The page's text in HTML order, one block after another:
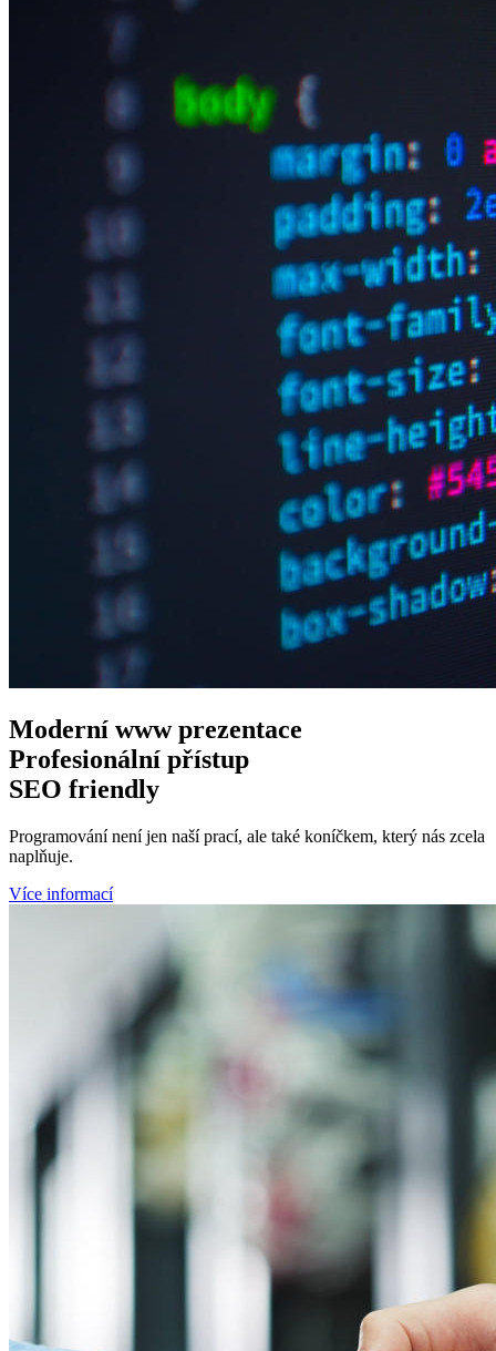
Moderní wwwprezentace
Profesionální přístup
SEO friendly
Programování není jen naší prací, ale také koníčkem, který nás zcela
naplňuje.
Více informací